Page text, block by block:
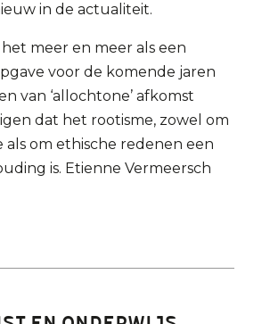
in de actualiteit.
meer en meer als een
voor de komende jaren
van ‘allochtone’ afkomst
dat het rootisme, zowel om
als om ethische redenen een
is. Etienne Vermeersch